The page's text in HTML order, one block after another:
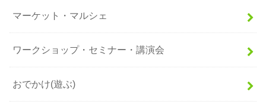
マーケット・マルシェ
ワークショップ・セミナー・講演会
おでかけ(遊ぶ)